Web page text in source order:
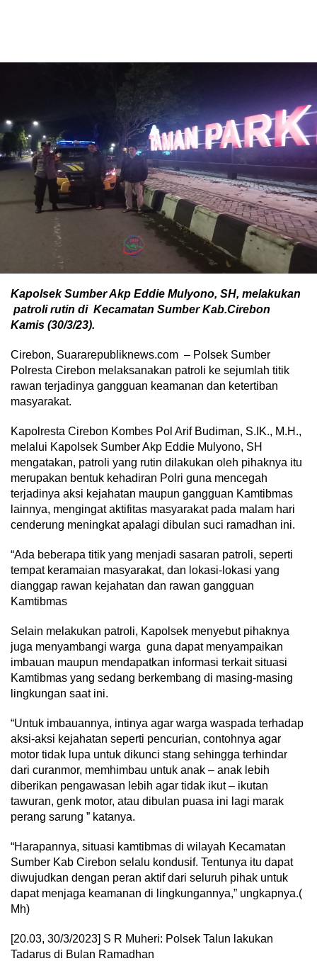
Kapolsek Sumber Akp Eddie Mulyono, SH, melakukan
patroli rutin di Kecamatan Sumber Kab.Cirebon
Kamis (30/3/23).
Cirebon, Suararepubliknews.com – Polsek Sumber
Polresta Cirebon melaksanakan patroli ke sejumlah titik
rawan terjadinya gangguan keamanan dan ketertiban
masyarakat.
Kapolresta Cirebon Kombes Pol Arif Budiman, S.IK., M.H.,
melalui Kapolsek Sumber Akp Eddie Mulyono, SH
mengatakan, patroli yang rutin dilakukan oleh pihaknya itu
merupakan bentuk kehadiran Polri guna mencegah
terjadinya aksi kejahatan maupun gangguan Kamtibmas
lainnya, mengingat aktifitas masyarakat pada malam hari
cenderung meningkat apalagi dibulan suci ramadhan ini.
“Ada beberapa titik yang menjadi sasaran patroli, seperti
tempat keramaian masyarakat, dan lokasi-lokasi yang
dianggap rawan kejahatan dan rawan gangguan
Kamtibmas
Selain melakukan patroli, Kapolsek menyebut pihaknya
juga menyambangi warga guna dapat menyampaikan
imbauan maupun mendapatkan informasi terkait situasi
Kamtibmas yang sedang berkembang di masing-masing
lingkungan saat ini.
“Untuk imbauannya, intinya agar warga waspada terhadap
aksi-aksi kejahatan seperti pencurian, contohnya agar
motor tidak lupa untuk dikunci stang sehingga terhindar
dari curanmor, memhimbau untuk anak – anak lebih
diberikan pengawasan lebih agar tidak ikut – ikutan
tawuran, genk motor, atau dibulan puasa ini lagi marak
perang sarung ” katanya.
“Harapannya, situasi kamtibmas di wilayah Kecamatan
Sumber Kab Cirebon selalu kondusif. Tentunya itu dapat
diwujudkan dengan peran aktif dari seluruh pihak untuk
dapat menjaga keamanan di lingkungannya,” ungkapnya.(
Mh)
[20.03, 30/3/2023] S R Muheri: Polsek Talun lakukan
Tadarus di Bulan Ramadhan